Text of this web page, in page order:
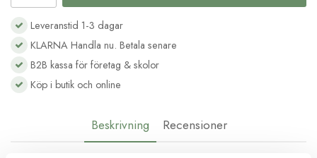
Leveranstid 1-3 dagar
KLARNA Handla nu. Betala senare
B2B kassa för företag & skolor
Köp i butik och online
Beskrivning Recensioner